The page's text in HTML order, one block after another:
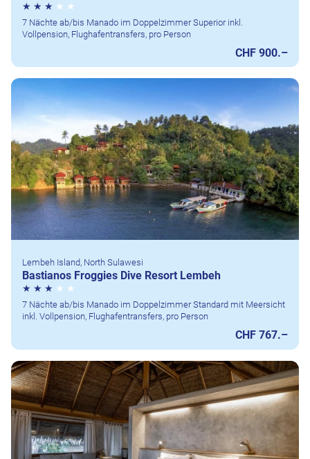
7 Nächte ab/bis Manado im Doppelzimmer Superior inkl.
Vollpension, Flughafentransfers, pro Person
CHF 900.–
Lembeh Island, North Sulawesi
Bastianos Froggies Dive Resort Lembeh
7 Nächte ab/bis Manado im Doppelzimmer Standard mit Meersicht
inkl. Vollpension, Flughafentransfers, pro Person
CHF 767.–